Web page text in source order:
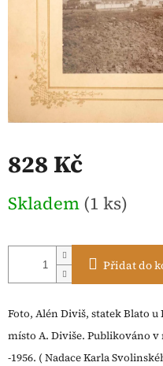
828 Kč
cena:
Skladem (1 ks)
Přidat do
Foto, Alén Diviš, statek Blato u
místo A. Diviše. Publikováno v
-1956. ( Nadace Karla